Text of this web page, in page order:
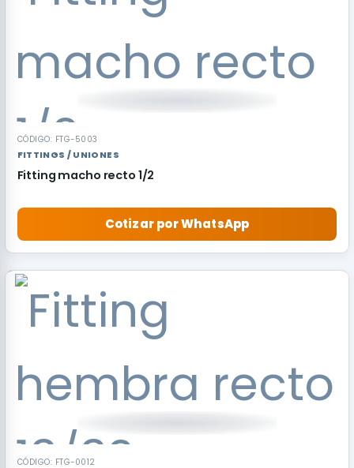
CÓDIGO: FTG-5003
FITTINGS / UNIONES
Fitting macho recto 1/2
Cotizar por WhatsApp
CÓDIGO: FTG-0012